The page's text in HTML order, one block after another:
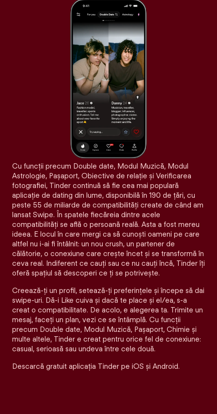
Cu funcții precum Double date, Modul Muzică, Modul
Astrologie, Pașaport, Obiective de relație și Verificarea
fotografiei, Tinder continuă să fie cea mai populară
aplicație de dating din lume, disponibilă în 190 de țări, cu
peste 55 de miliarde de compatibilități create de când am
lansat Swipe. În spatele fiecăreia dintre acele
compatibilităţi se află o persoană reală. Asta a fost mereu
ideea. E locul în care mergi ca să cunoști oameni pe care
altfel nu i-ai fi întâlnit: un nou crush, un partener de
călătorie, o conexiune care crește încet și se transformă în
ceva real. Indiferent ce cauți sau ce nu cauți încă, Tinder îți
oferă spațiul să descoperi ce ți se potrivește.
Creează-ți un profil, setează-ți preferințele și începe să dai
swipe-uri. Dă-i Like cuiva și dacă te place și el/ea, s-a
creat o compatibilitate. De acolo, e alegerea ta. Trimite un
mesaj, faceți un plan, vezi ce se întâmplă. Cu funcții
precum Double date, Modul Muzică, Pașaport, Chimie și
multe altele, Tinder e creat pentru orice fel de conexiune:
casual, serioasă sau undeva între cele două.
Descarcă gratuit aplicația Tinder pe iOS și Android.